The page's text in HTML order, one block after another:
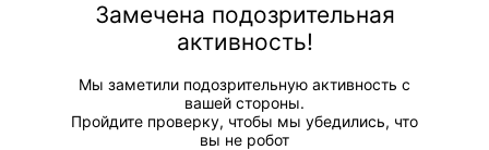
Замечена подозрительная
активность!
Мы заметили подозрительную активность с
вашей стороны.
Пройдите проверку, чтобы мы убедились, что
вы не робот